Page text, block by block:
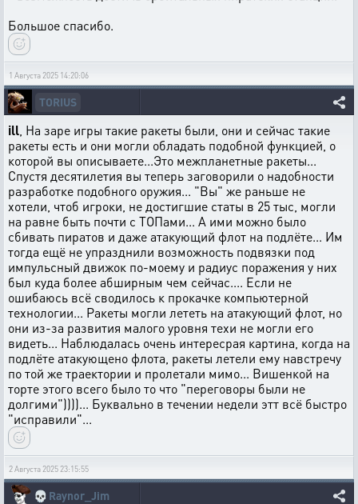
Большое спасибо.
1 Августа 2025 14:20:06
TORIUS
ill , На заре игры такие ракеты были, они и сейчас такие
ракеты есть и они могли обладать подобной функцией, о
которой вы описываете...Это межпланетные ракеты...
Спустя десятилетия вы теперь заговорили о надобности
разработке подобного оружия... "Вы" же раньше не
хотели, чтоб игроки, не достигшие статы в 25 тыс, могли
на равне быть почти с ТОПами... А ими можно было
сбивать пиратов и даже атакующий флот на подлёте... Им
тогда ещё не упразднили возможность подвязки под
импульсный движок по-моему и радиус поражения у них
был куда более абширным чем сейчас.... Если не
ошибаюсь всё сводилось к прокачке компьютерной
технологии... Ракеты могли лететь на атакующий флот, но
они из-за развития малого уровня техи не могли его
видеть... Наблюдалась очень интересрая картина, когда на
подлёте атакующено флота, ракеты летели ему навстречу
по той же траектории и пролетали мимо... Вишенкой на
торте этого всего было то что "переговоры были не
долгими"))))... Буквально в течении недели этт всё быстро
"исправили"...
2 Августа 2025 23:15:55
💀 Raynor_Jim